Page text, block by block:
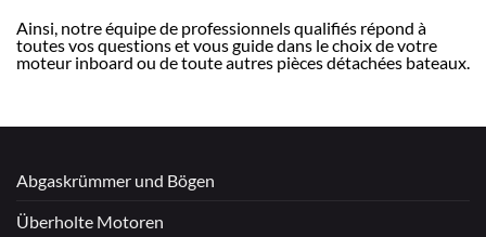
Ainsi, notre équipe de professionnels qualifiés répond à
toutes vos questions et vous guide dans le choix de votre
moteur inboard ou de toute autres pièces détachées bateaux.
Abgaskrümmer und Bögen
Überholte Motoren